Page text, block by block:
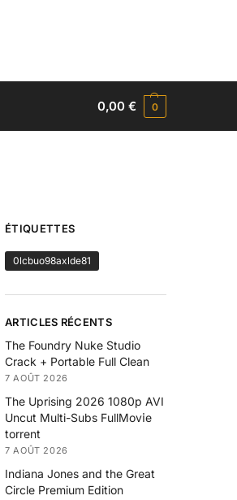
0,00€ 0
ÉTIQUETTES
0lcbuo98axlde81
ARTICLES RÉCENTS
The Foundry Nuke Studio
Crack + Portable Full Clean
7 AOÛT 2026
The Uprising 2026 1080p AVI
Uncut Multi-Subs FullMov𝗂e
torrent
7 AOÛT 2026
Indiana Jones and the Great
Circle Premium Edition